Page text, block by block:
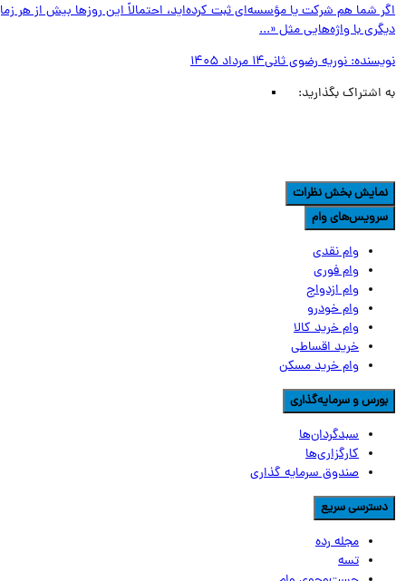
شما هم شرکت یا مؤسسه‌ای ثبت کرده‌اید، احتمالاً این روزها بیش از هر زمان
با واژه‌هایی مثل «...
نوریه رضوی ثانی14 مرداد 1405
اشتراک بگذارید:
بخش نظرات
وام
وام نقدی
وام فوری
وام ازدواج
وام خودرو
وام خرید کالا
خرید اقساطی
وام خرید مسکن
و سرمایه‌گذاری
سبدگردان‌ها
کارگزاری‌ها
صندوق سرمایه گذاری
سریع
مجله رده
تسه